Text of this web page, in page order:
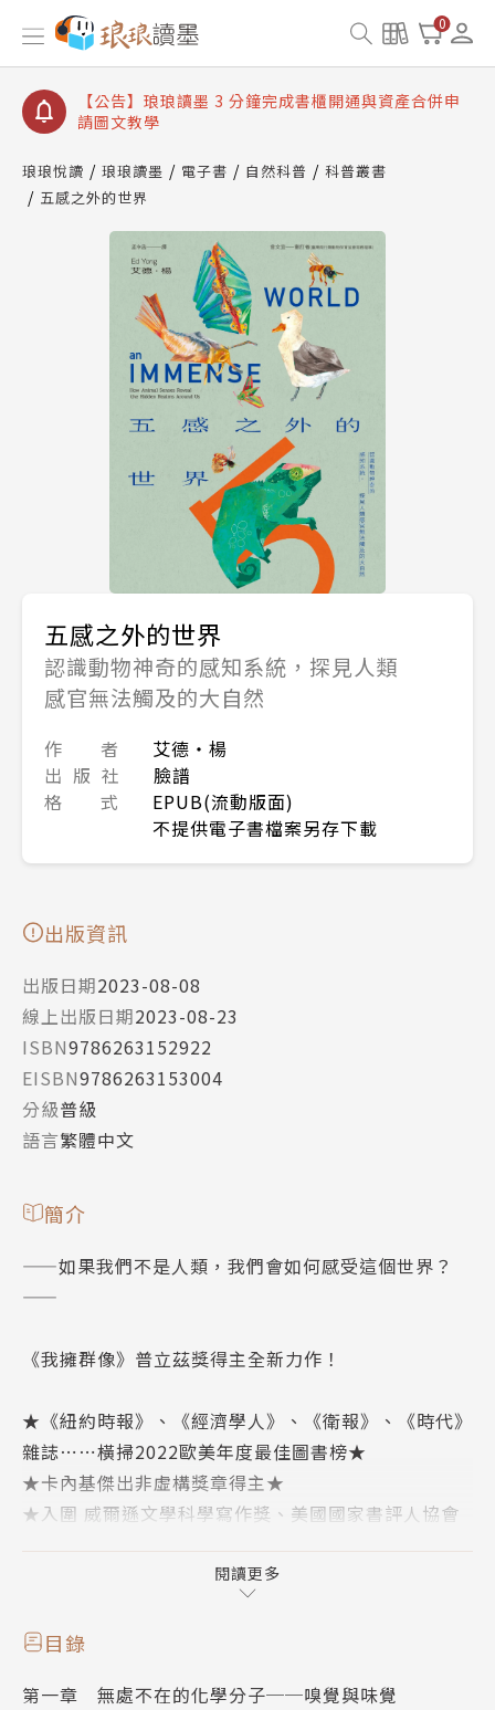
0
【公告】琅琅讀墨數位閱讀資產合併與書櫃開通申請
【公告】琅琅讀墨書櫃開通常見問題
【公告】琅琅讀墨 3 分鐘完成書櫃開通與資產合併申
請圖文教學
查詢
【公告】琅琅讀墨數位閱讀資產合併與書櫃開通申請
琅琅悅讀 琅琅讀墨 電子書 自然科普
科普叢書
五感之外的世界
五感之外的世界
認識動物神奇的感知系統，探見人類
感官無法觸及的大自然
作 者
艾德・楊
出 版 社
臉譜
格 式
EPUB(流動版面)
不提供電子書檔案另存下載
出版資訊
出版日期2023-08-08
線上出版日期2023-08-23
ISBN9786263152922
EISBN9786263153004
分級普級
語言繁體中文
簡介
——如果我們不是人類，我們會如何感受這個世界？
——
《我擁群像》普立茲獎得主全新力作！
★《紐約時報》、《經濟學人》、《衛報》、《時代》
雜誌⋯⋯橫掃2022歐美年度最佳圖書榜★
★卡內基傑出非虛構獎章得主★
★入圍 威爾遜文學科學寫作獎、美國國家書評人協會
【臺灣爬行類動物保育協會常務理事 曾文鼎 專業審
閱讀更多
目錄
第一章 無處不在的化學分子──嗅覺與味覺